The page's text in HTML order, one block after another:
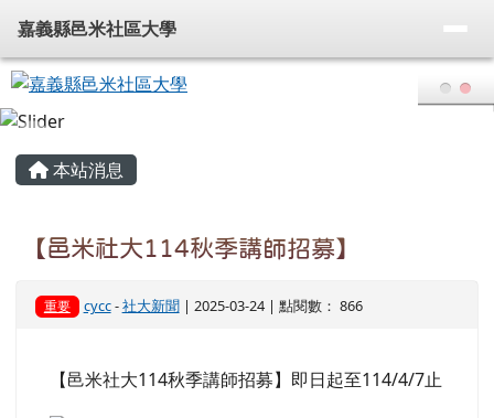
嘉義縣邑米社區大學
導覽列
嘉義縣邑米社區大學
主內容區域
本站消息
【邑米社大114秋季講師招募】
重要 cycc-社大新聞| 2025-03-24 | 點閱數： 866
【邑米社大114秋季講師招募】即日起至114/4/7止
頁尾區域